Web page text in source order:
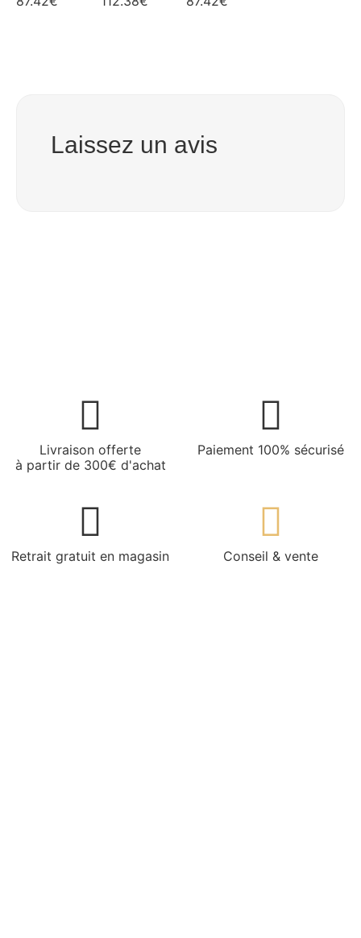
Laissez un avis
Livraison offerte
à partir de 300€ d'achat
Paiement 100% sécurisé
Retrait gratuit en magasin Conseil & vente